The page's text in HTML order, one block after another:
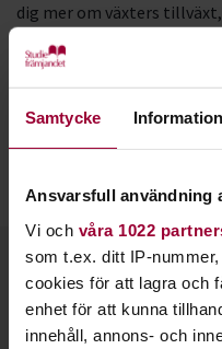
Samtycke Information
Ansvarsfull användning
Vi och våra 1022
som t.ex. ditt IP-
cookies för att lagra och
enhet för att kunna
innehåll, annons- och
dig mer om växters
ekologi och evolution.
Växter är en
Därför är det inte bara
vår natur.
Kontakt